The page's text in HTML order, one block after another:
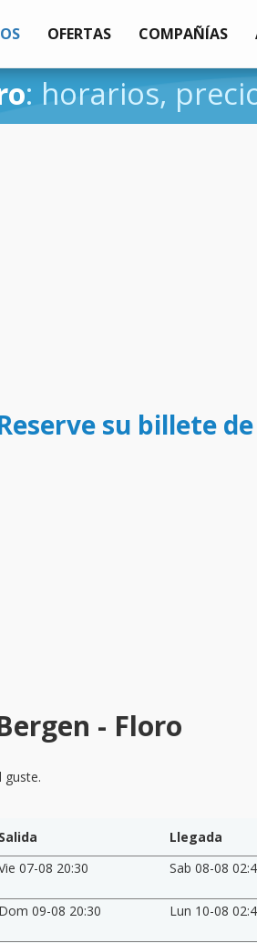
OFERTAS COMPAÑÍAS
: horarios,
su billete
- Floro
guste.
Salida Llegada
07-08 20:30 Sab 08-08
Dom 09-08 20:30 Lun 10-08